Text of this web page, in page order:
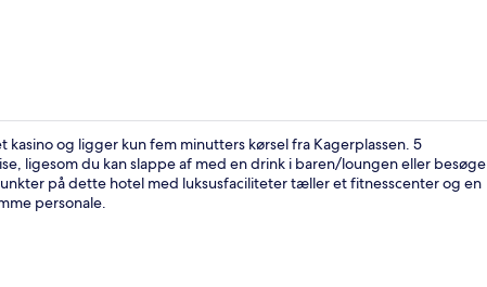
kasino og ligger kun fem minutters kørsel fra Kagerplassen. 5
ligesom du kan slappe af med en drink i baren/loungen eller besøge
på dette hotel med luksusfaciliteter tæller et fitnesscenter og en
personale.